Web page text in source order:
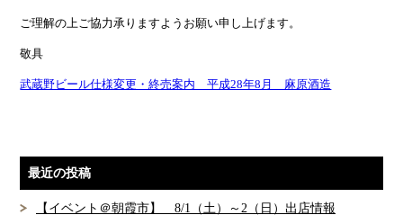
ご理解の上ご協力承りますようお願い申し上げます。
敬具
武蔵野ビール仕様変更・終売案内 平成28年8月 麻原酒造
最近の投稿
【イベント＠朝霞市】 8/1（土）～2（日）出店情報